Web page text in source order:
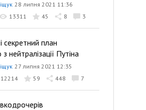
28 липня 2021 11:36
13311 45 8 3
секретний план
нейтралізації Путіна
27 липня 2021 12:35
12214 59 448 7